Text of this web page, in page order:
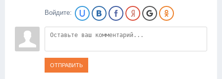
Войдите:
ОТПРАВИТЬ